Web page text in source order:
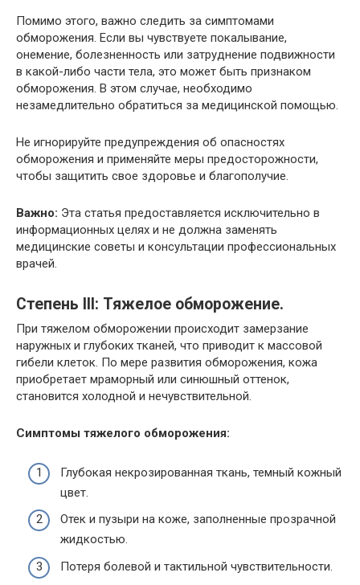
Помимо этого, важно следить за симптомами
обморожения. Если вы чувствуете покалывание,
онемение, болезненность или затруднение подвижности
в какой-либо части тела, это может быть признаком
обморожения. В этом случае, необходимо
незамедлительно обратиться за медицинской помощью.
Не игнорируйте предупреждения об опасностях
обморожения и применяйте меры предосторожности,
чтобы защитить свое здоровье и благополучие.
Важно: Эта статья предоставляется исключительно в
информационных целях и не должна заменять
медицинские советы и консультации профессиональных
врачей.
Степень III: Тяжелое обморожение.
При тяжелом обморожении происходит замерзание
наружных и глубоких тканей, что приводит к массовой
гибели клеток. По мере развития обморожения, кожа
приобретает мраморный или синюшный оттенок,
становится холодной и нечувствительной.
Симптомы тяжелого обморожения:
Глубокая некрозированная ткань, темный кожный
цвет.
Отек и пузыри на коже, заполненные прозрачной
жидкостью.
Потеря болевой и тактильной чувствительности.